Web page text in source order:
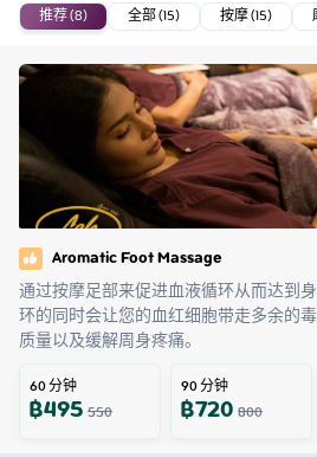
推荐 (8) 全部 (15) 按摩 (15)
Aromatic Foot Massage
通过按摩足部来促进血液循环从而达到
环的同时会让您的血红细胞带走多余的
质量以及缓解周身疼痛。
60分钟
฿495550
90分钟
฿720800